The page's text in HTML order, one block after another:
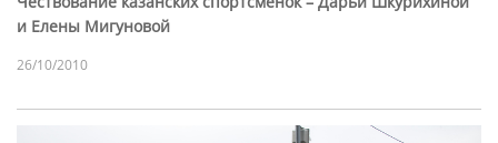
и Елены Мигуновой
26/10/2010